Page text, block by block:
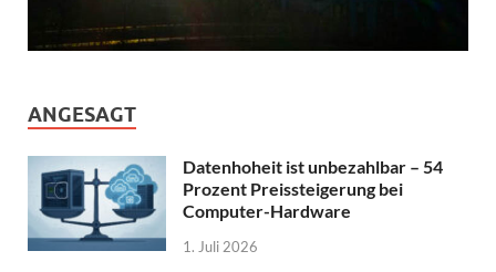
ANGESAGT
Datenhoheit ist unbezahlbar – 54
Prozent Preissteigerung bei
Computer-Hardware
1. Juli 2026